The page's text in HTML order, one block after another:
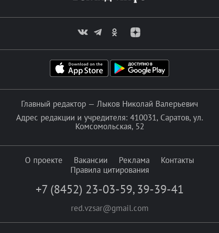
Главный редактор — Лыков Николай Валерьевич
Адрес редакции и учредителя: 410031, Саратов, ул.
Комсомольская, 52
О проекте Вакансии Реклама
Контакты
Правила цитирования
+7 (8452) 23-03-59, 39-39-41
red.vzsar@gmail.com